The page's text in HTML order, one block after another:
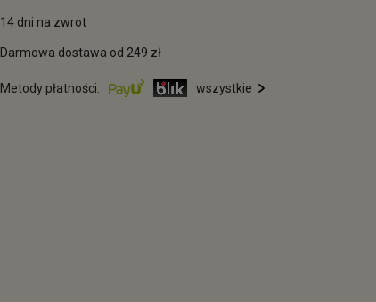
14 dni na zwrot
Darmowa dostawa od 249 zł
Metody płatności: wszystkie